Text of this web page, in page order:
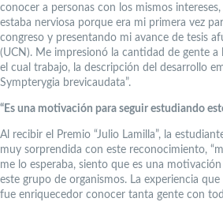
conocer a personas con los mismos
estaba nerviosa porque era mi primera vez
congreso y presentando mi avance de tesis
(UCN). Me impresionó la cantidad de gente a
el cual trabajo, la descripción del desarrollo
Sympterygia brevicaudata”.
“Es una motivación para seguir estudiando
Al recibir el Premio “Julio Lamilla”, la
muy sorprendida con este reconocimiento,
me lo esperaba, siento que es una
este grupo de organismos. La experiencia
fue enriquecedor conocer tanta gente con